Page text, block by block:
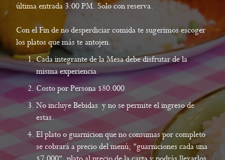
última entrada 3:00 PM. Solo con reserva.
Con el Fin de no desperdiciar comida te sugerimos escoger
los platos que más te antojen.
Cada integrante de la Mesa debe disfrutar de la
misma experiencia.
Costo por Persona $80.000
No incluye Bebidas y no se permite el ingreso de
estas.
El plato o guarnicion que no consumas por completo
se cobrará a precio del menú; "guarniciones cada una